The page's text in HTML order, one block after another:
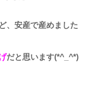
、安産で産めました
だと思います(*^_^*)